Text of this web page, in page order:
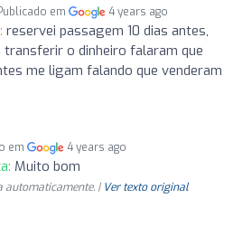
em 4 years ago
reservei passagem 10 dias antes,
o dinheiro falaram que
me ligam falando que venderam
em 4 years ago
Muito bom
automaticamente. | Ver texto original